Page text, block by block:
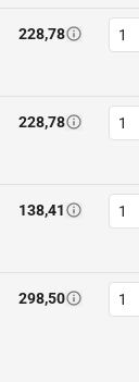
228,78
228,78
138,41
298,50